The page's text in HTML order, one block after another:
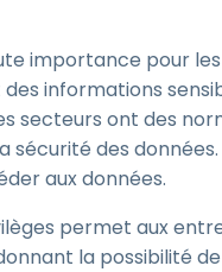
importance pour
informations
secteurs ont des
sécurité des
aux données.
permet aux
la possibilité